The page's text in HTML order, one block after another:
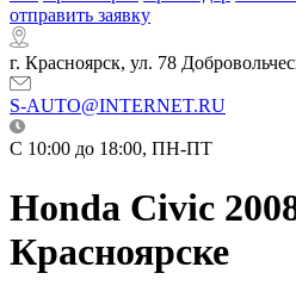
отправить заявку
г. Красноярск, ул. 78
S-AUTO@INTERNET.RU
C 10:00 до 18:00, ПН-ПТ
Honda Civic
Красноярске